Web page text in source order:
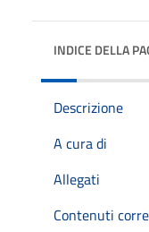
INDICE DELLA
Descrizione
A cura di
Allegati
Contenuti